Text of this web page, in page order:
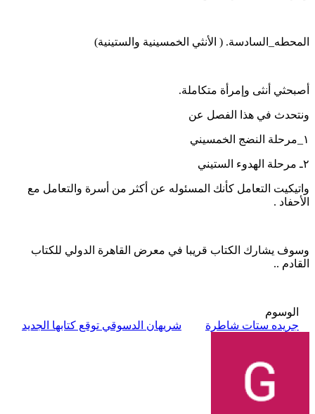
المحطه_السادسة. ( الأنثي الخمسينية والستينية)
أصبحثي أنثى وإمرأة متكاملة.
ونتحدث في هذا الفصل عن
١_مرحلة النضج الخمسيني
٢ـ مرحلة الهدوء الستيني
واتيكيت التعامل كأنك المسئوله عن أكثر من أسرة والتعامل مع
الأحفاد .
وسوف يشارك الكتاب قريبا في معرض القاهرة الدولي للكتاب
القادم ..
الوسوم
جريده ستات شاطرة
شريهان الدسوقي توقع كتابها الجديد